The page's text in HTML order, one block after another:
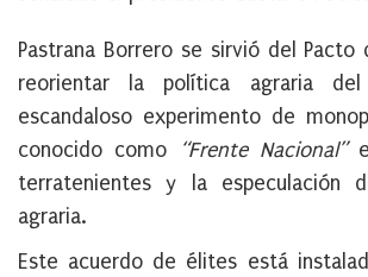
Pastrana Borrero se sirvió del Pacto
reorientar la política agraria
escandaloso experimento de
conocido como
“Frente Nacional”
terratenientes y la especulación
agraria.
Este acuerdo de élites está